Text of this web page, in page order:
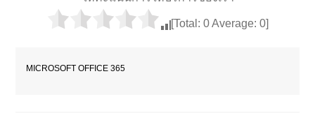
[Total: 0Average: 0]
MICROSOFT OFFICE 365